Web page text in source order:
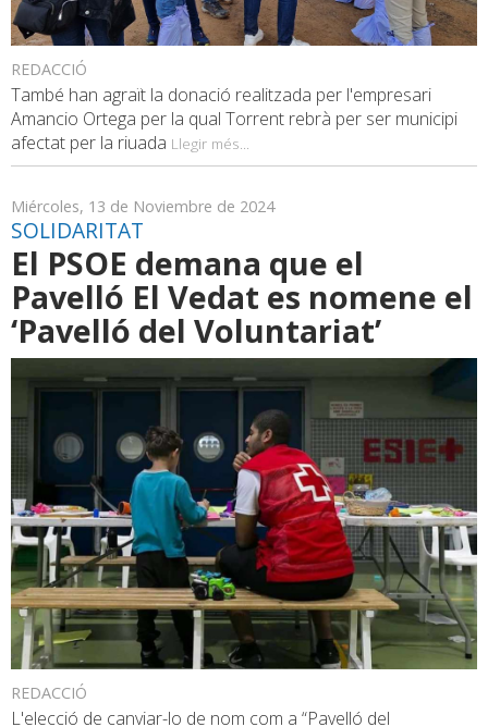
REDACCIÓ
També han agraït la donació realitzada per l'empresari
Amancio Ortega per la qual Torrent rebrà per ser municipi
afectat per la riuada Llegir més...
Miércoles, 13 de Noviembre de 2024
SOLIDARITAT
El PSOE demana que el
Pavelló El Vedat es nomene el
‘Pavelló del Voluntariat’
REDACCIÓ
L'elecció de canviar-lo de nom com a “Pavelló del